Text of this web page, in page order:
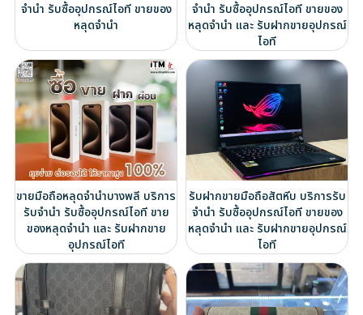
จำนำ รับซื้ออุปกรณ์ไอที ขายของ
หลุดจำนำ
จำนำ รับซื้ออุปกรณ์ไอที ขายของ
หลุดจำนำ และ รับฝากขายอุปกรณ์
ไอที
ขายมือถือหลุดจำนำบางพลี บริการ
รับจำนำ รับซื้ออุปกรณ์ไอที ขาย
ของหลุดจำนำ และ รับฝากขาย
อุปกรณ์ไอที
รับฝากขายมือถือสัตหีบ บริการรับ
จำนำ รับซื้ออุปกรณ์ไอที ขายของ
หลุดจำนำ และ รับฝากขายอุปกรณ์
ไอที